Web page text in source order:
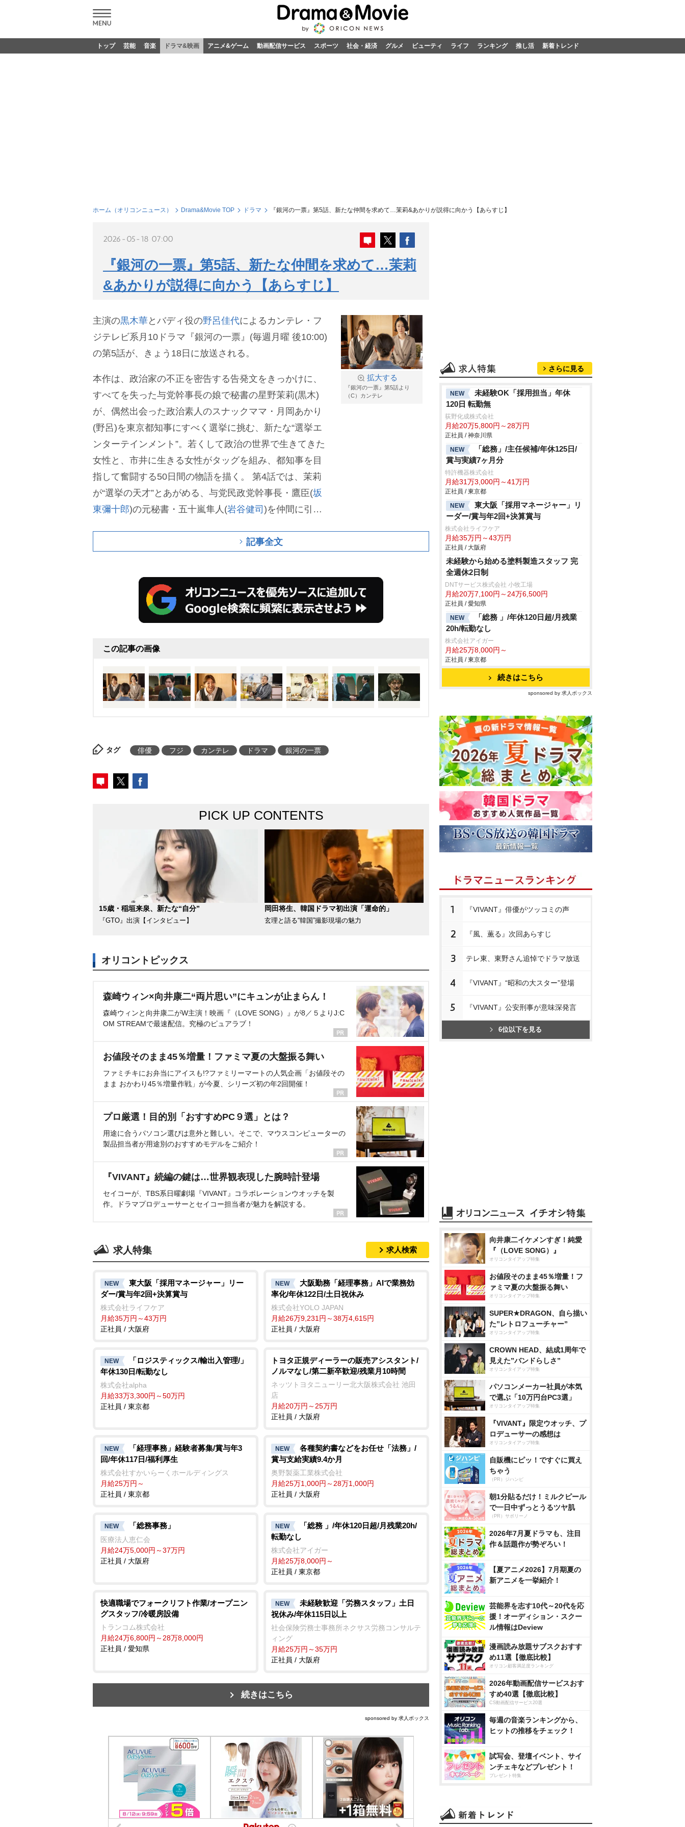
トップ 芸能 音楽 ドラマ&映画 アニメ&ゲーム 動画配信サービス スポーツ 社会・経済 グルメ ビューティ ライフ ランキング 推し活 新着トレンド
ホーム（オリコンニュース） Drama&Movie TOP ドラマ 『銀河の一票』第5話、新たな仲間を求めて…茉莉&あかりが説得に向かう【あらすじ】
2026-05-18 07:00
『銀河の一票』第5話、新たな仲間を求めて…茉莉
&あかりが説得に向かう【あらすじ】
拡大する
『銀河の一票』第5話より
（C）カンテレ
主演の黒木華とバディ役の野呂佳代によるカンテレ・フ
ジテレビ系月10ドラマ『銀河の一票』(毎週月曜 後10:00)
の第5話が、きょう18日に放送される。
本作は、政治家の不正を密告する告発文をきっかけに、
すべてを失った与党幹事長の娘で秘書の星野茉莉(黒木)
が、偶然出会った政治素人のスナックママ・月岡あかり
(野呂)を東京都知事にすべく選挙に挑む、新たな“選挙エ
ンターテインメント”。若くして政治の世界で生きてきた
女性と、市井に生きる女性がタッグを組み、都知事を目
指して奮闘する50日間の物語を描く。
第4話では、茉莉
が“選挙の天才”とあがめる、与党民政党幹事長・鷹臣(坂
東彌十郎)の元秘書・五十嵐隼人(谷健司 )を仲間に引き
る“よろず困りごと相談所”を開き、さらには、政界を追わ
挙資金として“チームあかり”に渡すだけでなく、実家の銭
湯を選挙事務所として提供した五十嵐に、視聴者は熱
狂。Xでは、「#銀河の一票」に加え、五十嵐の愛称「ガ
ラさん」がトレンド入りした。■第5話 あらすじ
記事全文
この記事の画像
タグ 俳優 フジ カンテレ ドラマ 銀河の一票
PICK UP CONTENTS
15歳・稲垣来泉、新たな“自分”
『GTO』出演【インタビュー】
岡田将生、韓国ドラマ初出演「運命的」
玄理と語る“韓国”撮影現場の魅力
オリコントピックス
森崎ウィン×向井康二“両片思い”にキュンが止まらん！
森崎ウィンと向井康二がW主演！映画『（LOVE SONG）』が8／５よりJ:C
OM STREAMで最速配信。究極のピュアラブ！
お値段そのまま45％増量！ファミマ夏の大盤振る舞い
ファミチキにお弁当にアイスも!?ファミリーマートの人気企画「お値段その
まま おかわり45％増量作戦」が今夏、シリーズ初の年2回開催！
プロ厳選！目的別「おすすめPC９選」とは？
用途に合うパソコン選びは意外と難しい。そこで、マウスコンピューターの
製品担当者が用途別のおすすめモデルをご紹介！
『VIVANT』続編の鍵は…世界観表現した腕時計登場
セイコーが、TBS系日曜劇場『VIVANT』コラボレーションウオッチを製
作。ドラマプロデューサーとセイコー担当者が魅力を解説する。
求人特集 求人検索
NEW
東大阪「採用マネージャー」リー
ダー/賞与年2回+決算賞与
株式会社ライフケア
月給35万円～43万円
正社員 / 大阪府
NEW
大阪勤務「経理事務」AIで業務効
率化/年休122日/土日祝休み
株式会社YOLO JAPAN
月給26万9,231円～38万4,615円
正社員 / 大阪府
NEW
「ロジスティックス/輸出入管理/」
年休130日/転勤なし
株式会社alpha
月給33万3,300円～50万円
正社員 / 東京都
トヨタ正規ディーラーの販売アシスタント/
ノルマなし/第二新卒歓迎/残業月10時間
ネッツトヨタニューリー北大阪株式会社 池田
店
月給20万円～25万円
正社員 / 大阪府
NEW
「経理事務」経験者募集/賞与年3
回/年休117日/福利厚生
株式会社すかいらーくホールディングス
月給25万円～
正社員 / 東京都
NEW
各種契約書などをお任せ「法務」/
賞与支給実績9.4か月
奥野製薬工業株式会社
月給25万1,000円～28万1,000円
正社員 / 大阪府
NEW 「総務事務」
医療法人恵仁会
月給24万5,000円～37万円
正社員 / 大阪府
NEW
「総務 」/年休120日超/月残業20h/
転勤なし
株式会社アイガー
月給25万8,000円～
正社員 / 東京都
快適職場でフォークリフト作業/オープニン
グスタッフ/冷暖房設備
トランコム株式会社
月給24万6,800円～28万8,000円
正社員 / 愛知県
NEW
未経験歓迎「労務スタッフ」土日
祝休み/年休115日以上
社会保険労務士事務所ネクサス労務コンサルテ
ィング
月給25万円～35万円
正社員 / 大阪府
続きはこちら
sponsored by 求人ボックス
さらに見る
NEW
未経験OK「採用担当」年休
120日 転勤無
荻野化成株式会社
月給20万5,800円～28万円
正社員 / 神奈川県
NEW
「総務」/主任候補/年休125日/
賞与実績7ヶ月分
特許機器株式会社
月給31万3,000円～41万円
正社員 / 東京都
NEW
東大阪「採用マネージャー」リ
ーダー/賞与年2回+決算賞与
株式会社ライフケア
月給35万円～43万円
正社員 / 大阪府
未経験から始める塗料製造スタッフ 完
全週休2日制
DNTサービス株式会社 小牧工場
月給20万7,100円～24万6,500円
正社員 / 愛知県
NEW
「総務 」/年休120日超/月残業
20h/転勤なし
株式会社アイガー
月給25万8,000円～
正社員 / 東京都
続きはこちら
sponsored by 求人ボックス
1 『VIVANT』俳優がツッコミの声
2 『風、薫る』次回あらすじ
3 テレ東、東野さん追悼でドラマ放送
4 『VIVANT』“昭和の大スター”登場
5 『VIVANT』公安刑事が意味深発言
6位以下を見る
向井康二イケメンすぎ！純愛
『（LOVE SONG）』
オリコンタイアップ特集
お値段そのまま45％増量！フ
ァミマ夏の大盤振る舞い
オリコンタイアップ特集
SUPER★DRAGON、自ら描い
た”レトロフューチャー”
オリコンタイアップ特集
CROWN HEAD、結成1周年で
見えた”バンドらしさ”
オリコンタイアップ特集
パソコンメーカー社員が本気
で選ぶ「10万円台PC3選」
オリコンタイアップ特集
『VIVANT』限定ウオッチ、プ
ロデューサーの感想は
オリコンタイアップ特集
自販機にピッ！ですぐに買え
ちゃう
（PR）ジハンピ
朝1分貼るだけ！ミルクピール
で一日中ずっとうるツヤ肌
（PR）サボリーノ
2026年7月夏ドラマも、注目
作＆話題作が勢ぞろい！
【夏アニメ2026】7月期夏の
新アニメを一挙紹介！
芸能界を志す10代～20代を応
援！オーディション・スクー
ル情報はDeview
漫画読み放題サブスクおすす
め11選【徹底比較】
オリコン顧客満足度ランキング
2026年動画配信サービスおす
すめ40選【徹底比較】
CS動画配信サービス20選
毎週の音楽ランキングから、
ヒットの推移をチェック！
試写会、登壇イベント、サイ
ンチェキなどプレゼント！
プレゼント特集